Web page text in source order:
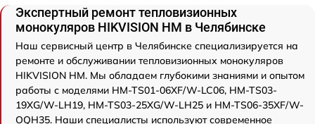
Экспертный ремонт тепловизионных
монокуляров HIKVISION HM в Челябинске
Наш сервисный центр в Челябинске специализируется на
ремонте и обслуживании тепловизионных монокуляров
HIKVISION HM. Мы обладаем глубокими знаниями и опытом
работы с моделями HM-TS01-06XF/W-LC06, HM-TS03-
19XG/W-LH19, HM-TS03-25XG/W-LH25 и HM-TS06-35XF/W-
OQH35. Наши специалисты используют современное